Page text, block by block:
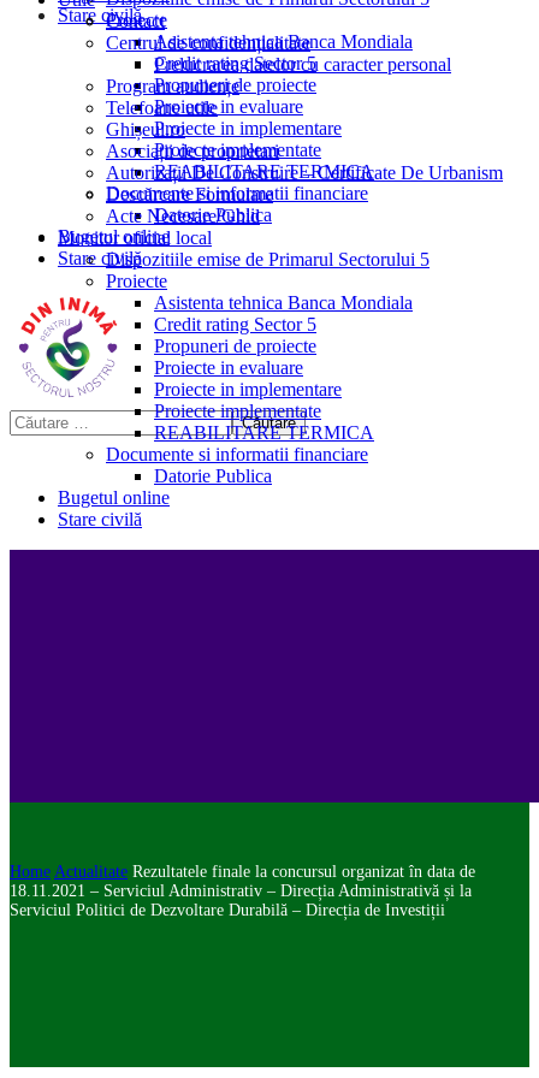
Stare civilă
Proiecte
Asistenta tehnica Banca Mondiala
Credit rating Sector 5
Propuneri de proiecte
Proiecte in evaluare
Proiecte in implementare
Proiecte implementate
REABILITARE TERMICA
Documente si informatii financiare
Datorie Publica
Bugetul online
Stare civilă
Contact
Centrul de confidențialitate
Prelucrarea datelor cu caracter personal
Program audiențe
Telefoane utile
Ghișeul.ro
Asociații de proprietari
Autorizații De Construire – Certificate De Urbanism
Descărcare Formulare
Acte Necesare/Ghid
Monitor oficial local
Dispozitiile emise de Primarul Sectorului 5
Proiecte
Asistenta tehnica Banca Mondiala
Credit rating Sector 5
Propuneri de proiecte
Proiecte in evaluare
Proiecte in implementare
Proiecte implementate
REABILITARE TERMICA
Documente si informatii financiare
Datorie Publica
Bugetul online
Stare civilă
Home Actualitate Rezultatele finale la concursul organizat în data de
18.11.2021 – Serviciul Administrativ – Direcția Administrativă și la
Serviciul Politici de Dezvoltare Durabilă – Direcția de Investiții